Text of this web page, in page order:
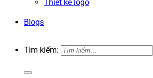
Thiết kế logo
Blogs
Tìm kiếm: